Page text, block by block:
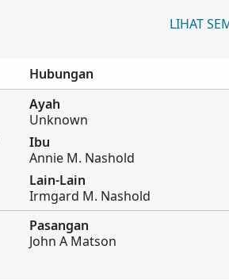
LIHAT
Hubungan
Ayah
Unknown
Ibu
Annie M. Nashold
Lain-Lain
Irmgard M. Nashold
Pasangan
John A Matson